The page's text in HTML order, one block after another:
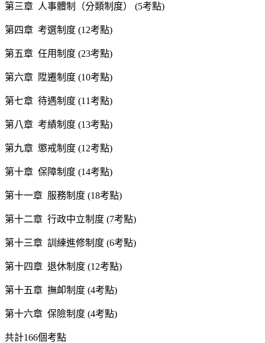
第三章 人事體制（分類制度） (5考點)
第四章 考選制度 (12考點)
第五章 任用制度 (23考點)
第六章 陞遷制度 (10考點)
第七章 待遇制度 (11考點)
第八章 考績制度 (13考點)
第九章 懲戒制度 (12考點)
第十章 保障制度 (14考點)
第十一章 服務制度 (18考點)
第十二章 行政中立制度 (7考點)
第十三章 訓練進修制度 (6考點)
第十四章 退休制度 (12考點)
第十五章 撫卹制度 (4考點)
第十六章 保險制度 (4考點)
共計166個考點